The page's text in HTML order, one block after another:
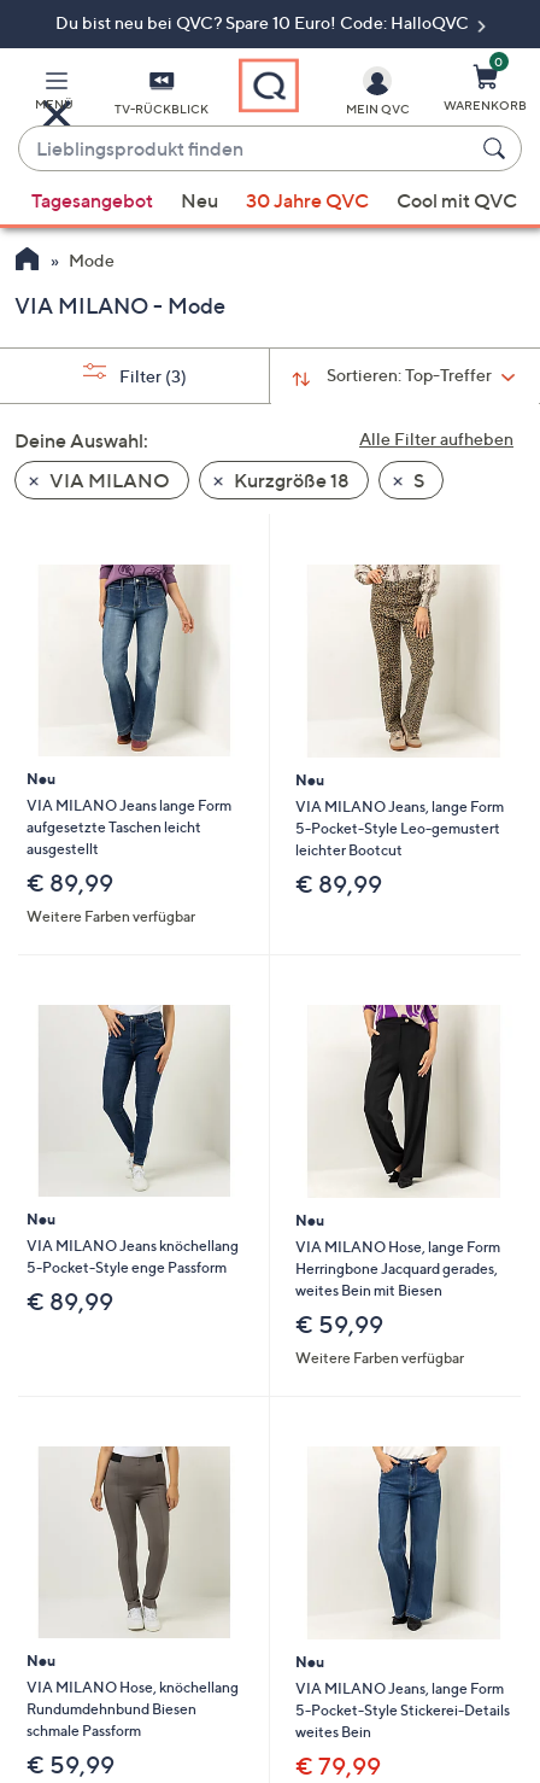
Du bist neu bei QVC? Spare 10 Euro! Code: HalloQVC
MENÜ TV-RÜCKBLICK
Lieblingsprodukt
finden
Vorschläge
verfügbar
sind,
verwenden
oben
und
nach
bzw.
rechts,
um
diese
anzuzeigen.
MEIN QVC
0
WARENKORB
Tagesangebot Neu 30 Jahre QVC Cool mit QVC
Mode
VIA MILANO - Mode
Sortieren:Top-Treffer
Filter (3)
Alle Filter aufheben
Deine Auswahl:
VIA MILANO
Kurzgröße 18 S
Neu
VIA MILANO Jeans lange Form
aufgesetzte Taschen leicht
ausgestellt
€ 89,99
Weitere Farben verfügbar
Neu
VIA MILANO Jeans, lange Form
5-Pocket-Style Leo-gemustert
leichter Bootcut
€ 89,99
Neu
VIA MILANO Jeans knöchellang
5-Pocket-Style enge Passform
€ 89,99
Neu
VIA MILANO Hose, lange Form
Herringbone Jacquard gerades,
weites Bein mit Biesen
€ 59,99
Weitere Farben verfügbar
Neu
VIA MILANO Hose, knöchellang
Rundumdehnbund Biesen
schmale Passform
€ 59,99
Neu
VIA MILANO Jeans, lange Form
5-Pocket-Style Stickerei-Details
weites Bein
€ 79,99